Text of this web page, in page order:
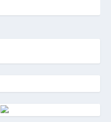
Vörösmarty Rádió